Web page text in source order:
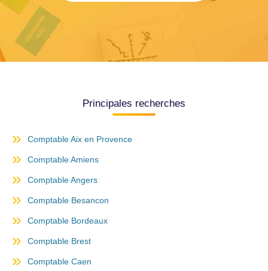
Principales recherches
Comptable Aix en Provence
Comptable Amiens
Comptable Angers
Comptable Besancon
Comptable Bordeaux
Comptable Brest
Comptable Caen